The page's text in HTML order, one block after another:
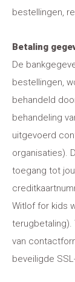
bestellingen,
Betaling
De
bestellingen,
behandeld
behandeling
uitgevoerd
organisaties).
toegang tot
Witlof for kids
van
beveiligde